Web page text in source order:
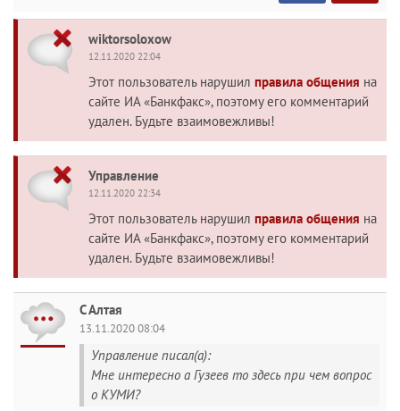
wiktorsoloxow
12.11.2020 22:04
Этот пользователь нарушил правила общения на
сайте ИА «Банкфакс», поэтому его комментарий
удален. Будьте взаимовежливы!
Управление
12.11.2020 22:34
Этот пользователь нарушил правила общения на
сайте ИА «Банкфакс», поэтому его комментарий
удален. Будьте взаимовежливы!
С Алтая
13.11.2020 08:04
Управление писал(а):
Мне интересно а Гузеев то здесь при чем вопрос
о КУМИ?